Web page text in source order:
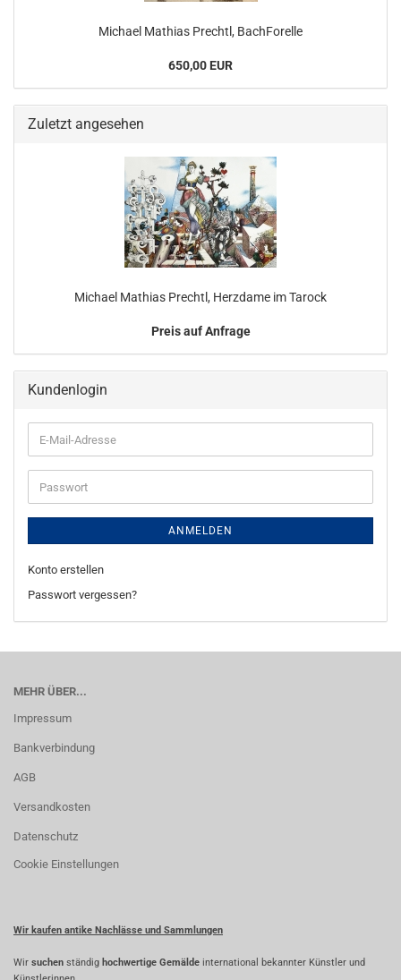
Michael Mathias Prechtl, BachForelle
650,00 EUR
Zuletzt angesehen
Michael Mathias Prechtl, Herzdame im Tarock
Preis auf Anfrage
Kundenlogin
E-
Mail-
Adresse
Passwort
ANMELDEN
Konto erstellen
Passwort vergessen?
MEHR ÜBER...
Impressum
Bankverbindung
AGB
Versandkosten
Datenschutz
Cookie Einstellungen
Wir kaufen antike Nachlässe und Sammlungen
Wir suchen ständig hochwertige Gemälde international bekannter Künstler und